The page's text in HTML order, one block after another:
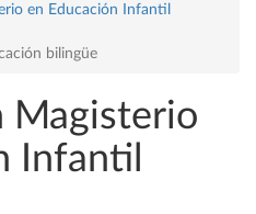
en Educación Infantil
bilingüe
Magisterio
Infantil